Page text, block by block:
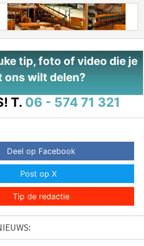
tip, foto of video die je
ons wilt delen?
T. 06 - 574 71 321
Deel op Facebook
Post op X
Tip de redactie